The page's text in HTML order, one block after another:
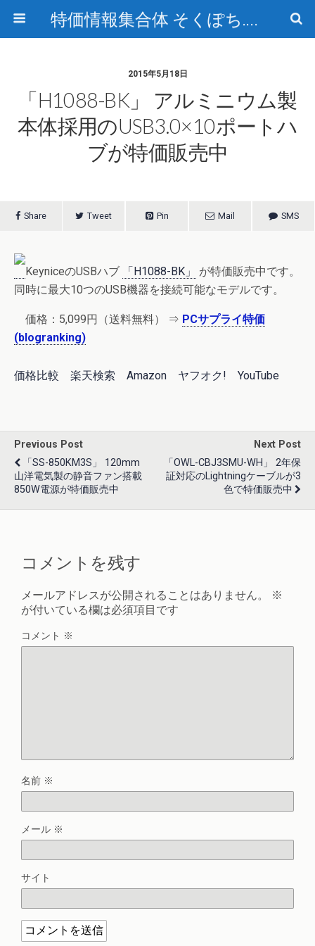
特価情報集合体 そくぽち.com
2015年5月18日
「H1088-BK」 アルミニウム製
本体採用のUSB3.0×10ポートハ
ブが特価販売中
Share Tweet Pin Mail SMS
KeyniceのUSBハブ 「H1088-BK」
が特価販売中です。
同時に最大10つのUSB機器を接続可能なモデルです。
価格：5,099円（送料無料） ⇒ PCサプライ特価
(blogranking)
価格比較 楽天検索 Amazon ヤフオク! YouTube
Previous Post
「SS-850KM3S」 120mm
山洋電気製の静音ファン搭載
850W電源が特価販売中
Next Post
「OWL-CBJ3SMU-WH」 2年保
証対応のLightningケーブルが3
色で特価販売中
コメントを残す
メールアドレスが公開されることはありません。
※
が付いている欄は必須項目です
コメント ※
名前 ※
メール ※
サイト